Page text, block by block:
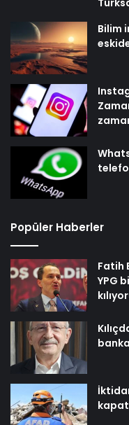
Bilim
Popüler Haberler
Fatih
YPG